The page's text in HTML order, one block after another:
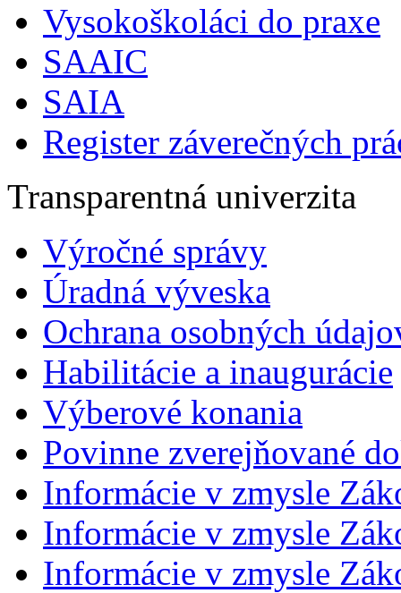
Vysokoškoláci do praxe
SAAIC
SAIA
Register záverečných
Transparentná univerzita
Výročné správy
Úradná výveska
Ochrana osobných
Habilitácie a inaugurácie
Výberové konania
Povinne zverejňované
Informácie v zmysle
Informácie v zmysle
Informácie v zmysle